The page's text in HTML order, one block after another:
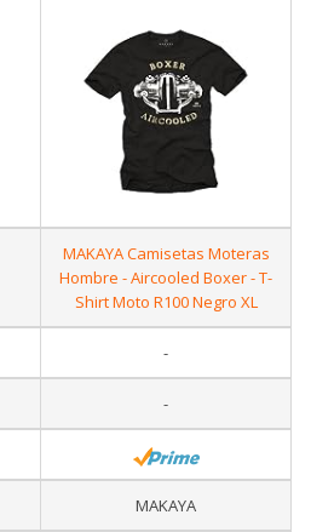
MAKAYA Camisetas Moteras
Hombre - Aircooled Boxer - T-
Shirt Moto R100 Negro XL
-
-
MAKAYA